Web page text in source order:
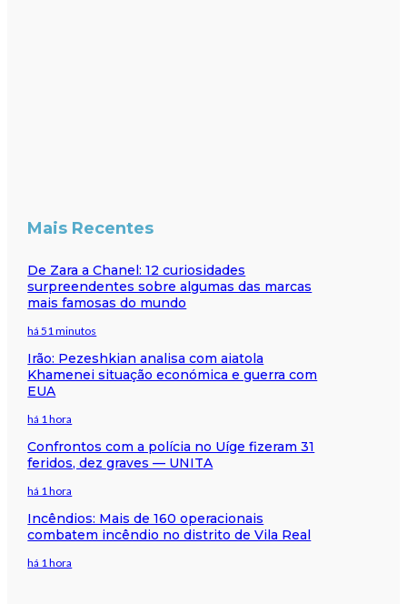
Mais Recentes
De Zara a Chanel: 12 curiosidades
surpreendentes sobre algumas das marcas
mais famosas do mundo
há 51 minutos
Irão: Pezeshkian analisa com aiatola
Khamenei situação económica e guerra com
EUA
há 1 hora
Confrontos com a polícia no Uíge fizeram 31
feridos, dez graves — UNITA
há 1 hora
Incêndios: Mais de 160 operacionais
combatem incêndio no distrito de Vila Real
há 1 hora